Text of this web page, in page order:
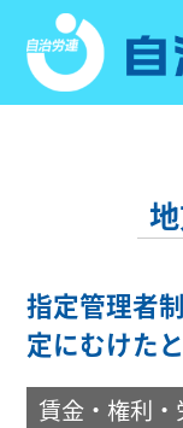
指定管理者
定にむけた
賃金・権利